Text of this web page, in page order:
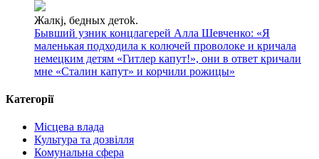
Жалкj, бедных детok.
Бывший узник концлагерей Алла Шевченко: «Я
маленькая подходила к колючей проволоке и кричала
немецким детям «Гитлер капут!», они в ответ кричали
мне «Сталин капут» и корчили рожицы»
Категорії
Місцева влада
Культура та дозвілля
Комунальна сфера